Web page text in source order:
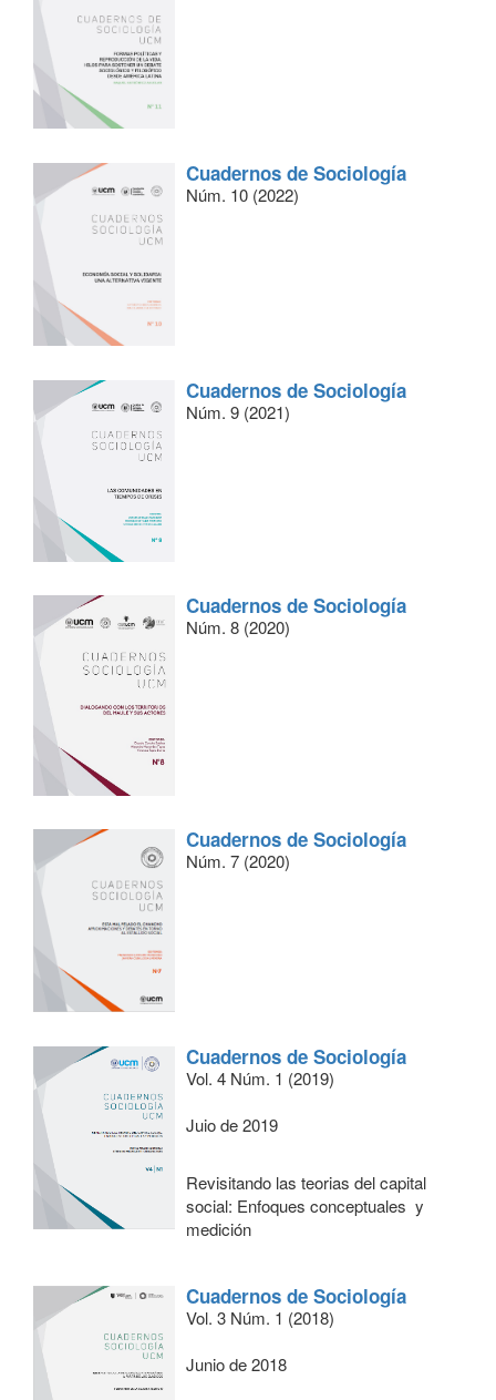
Cuadernos de Sociología
Núm. 10 (2022)
Cuadernos de Sociología
Núm. 9 (2021)
Cuadernos de Sociología
Núm. 8 (2020)
Cuadernos de Sociología
Núm. 7 (2020)
Cuadernos de Sociología
Vol. 4 Núm. 1 (2019)
Juio de 2019
Revisitando las teorias del capital
social: Enfoques conceptuales y
medición
Cuadernos de Sociología
Vol. 3 Núm. 1 (2018)
Junio de 2018